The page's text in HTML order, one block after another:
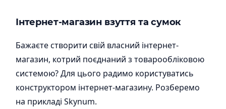
Інтернет-магазин взуття та сумок
Бажаєте створити свій власний інтернет-
магазин, котрий поєднаний з товарообліковою
системою? Для цього радимо користуватись
конструктором інтернет-магазину. Розберемо
на прикладі Skynum.